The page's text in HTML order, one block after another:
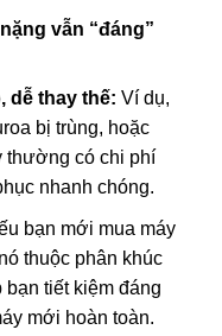
vẫn “đáng”
dễ thay thế: Ví dụ,
bị trùng, hoặc
thường có chi phí
nhanh chóng.
bạn mới mua máy
thuộc phân khúc
tiết kiệm đáng
mới hoàn toàn.